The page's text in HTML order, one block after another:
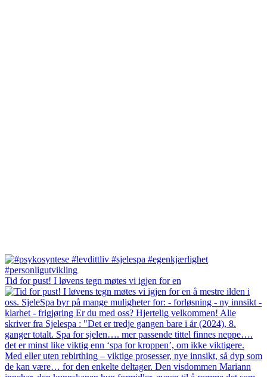
Tid for pust! I løvens tegn møtes vi igjen for en